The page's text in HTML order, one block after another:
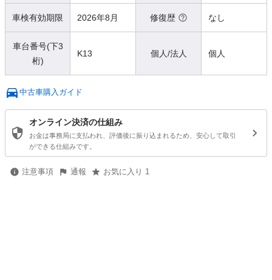
車検有効期限 2026年8月 修復歴 なし
車台番号(下3
桁)
K13 個人/法人 個人
中古車購入ガイド
オンライン決済の仕組み
お金は事務局に支払われ、評価後に振り込まれるため、安心して取引
ができる仕組みです。
注意事項 通報 お気に入り 1